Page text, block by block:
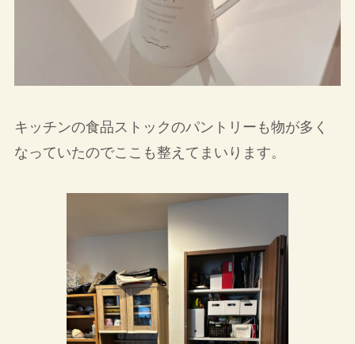
キッチンの食品ストックのパントリーも物が多く
なっていたのでここも整えてまいります。